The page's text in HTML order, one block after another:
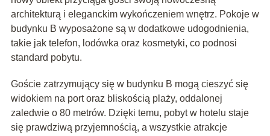
architekturą i eleganckim wykończeniem wnętrz. Pokoje w
budynku B wyposażone są w dodatkowe udogodnienia,
takie jak telefon, lodówka oraz kosmetyki, co podnosi
standard pobytu.
Goście zatrzymujący się w budynku B mogą cieszyć się
widokiem na port oraz bliskością plaży, oddalonej
zaledwie o 80 metrów. Dzięki temu, pobyt w hotelu staje
się prawdziwą przyjemnością, a wszystkie atrakcje